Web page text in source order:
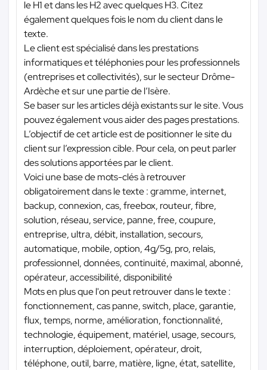
le H1 et dans les H2 avec quelques H3. Citez
également quelques fois le nom du client dans le
texte.
Le client est spécialisé dans les prestations
informatiques et téléphonies pour les professionnels
(entreprises et collectivités), sur le secteur Drôme-
Ardèche et sur une partie de l’Isère.
Se baser sur les articles déjà existants sur le site. Vous
pouvez également vous aider des pages prestations.
L’objectif de cet article est de positionner le site du
client sur l’expression cible. Pour cela, on peut parler
des solutions apportées par le client.
Voici une base de mots-clés à retrouver
obligatoirement dans le texte : gramme, internet,
backup, connexion, cas, freebox, routeur, fibre,
solution, réseau, service, panne, free, coupure,
entreprise, ultra, débit, installation, secours,
automatique, mobile, option, 4g/5g, pro, relais,
professionnel, données, continuité, maximal, abonné,
opérateur, accessibilité, disponibilité
Mots en plus que l'on peut retrouver dans le texte :
fonctionnement, cas panne, switch, place, garantie,
flux, temps, norme, amélioration, fonctionnalité,
technologie, équipement, matériel, usage, secours,
interruption, déploiement, opérateur, droit,
téléphone, outil, barre, matière, ligne, état, satellite,